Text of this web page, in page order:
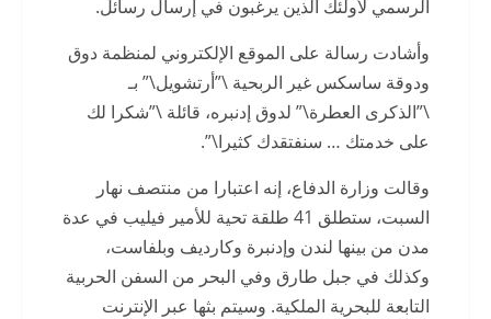
الرسمي لأولئك الذين يرغبون في إرسال رسائل.
وأشادت رسالة على الموقع الإلكتروني لمنظمة دوق
ودوقة ساسكس غير الربحية \”أرتشويل\” بـ
\”الذكرى العطرة\” لدوق إدنبره، قائلة \”شكرا لك
على خدمتك … سنفتقدك كثيرا\”.
وقالت وزارة الدفاع، إنه اعتبارا من منتصف نهار
السبت، ستطلق 41 طلقة تحية للأمير فيليب في عدة
مدن من بينها لندن وإدنبرة وكارديف وبلفاست،
وكذلك في جبل طارق وفي البحر من السفن الحربية
التابعة للبحرية الملكية. وسيتم بثها عبر الإنترنت